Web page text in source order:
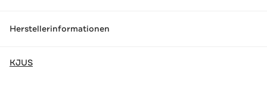
Herstellerinformationen
KJUS